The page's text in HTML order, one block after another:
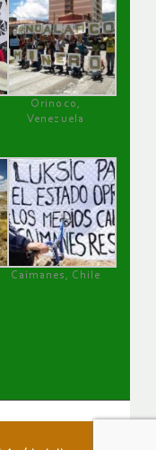
Orinoco,
Venezuela
Caimanes, Chile